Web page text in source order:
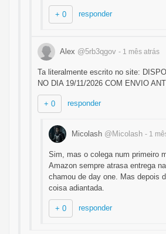
+ 0 responder
Alex @5rb3qgov - 1 mês atrás
Ta literalmente escrito no site:
NO DIA 19/11/2026 COM ENVIO
+ 0 responder
Micolash @Micolash - 1
Sim, mas o colega num primeiro
Amazon sempre atrasa entrega
chamou de day one. Mas depois
coisa adiantada.
+ 0 responder